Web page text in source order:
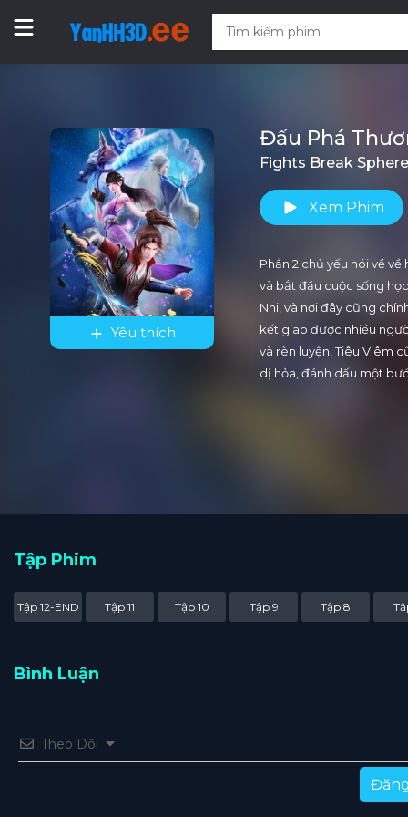
Yêu thích
Đấu Phá
Fights Break
Xem Phim
Phần 2 chủ yếu nói về
và bắt đầu cuộc sống
Nhi, và nơi đây cũng
kết giao được nhiều
và rèn luyện, Tiêu Viêm
dị hỏa, đánh dấu một
Tập Phim
Tập 12-END Tập 11 Tập 10 Tập 9 Tập 8
Bình Luận
Theo Dõi